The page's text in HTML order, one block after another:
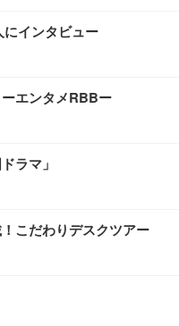
にインタビュー
ーエンタメRBBー
ラマ」
こだわりデスクツアー